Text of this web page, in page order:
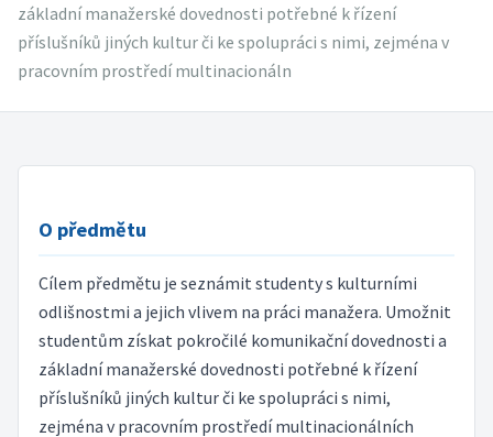
základní manažerské dovednosti potřebné k řízení
příslušníků jiných kultur či ke spolupráci s nimi, zejména v
pracovním prostředí multinacionáln
O předmětu
Cílem předmětu je seznámit studenty s kulturními
odlišnostmi a jejich vlivem na práci manažera. Umožnit
studentům získat pokročilé komunikační dovednosti a
základní manažerské dovednosti potřebné k řízení
příslušníků jiných kultur či ke spolupráci s nimi,
zejména v pracovním prostředí multinacionálních